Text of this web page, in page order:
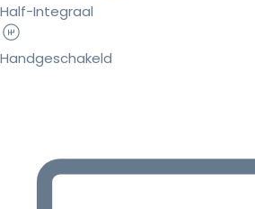
Half-Integraal
Handgeschakeld